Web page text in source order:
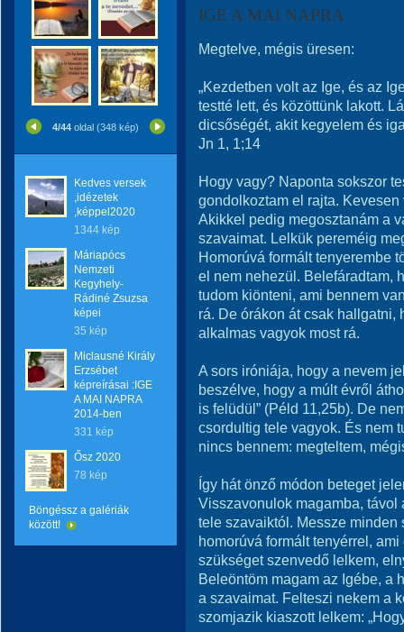
4/44 oldal (348 kép)
Kedves versek
,idézetek
,képpel2020
1344 kép
Máriapócs
Nemzeti
Kegyhely-
Rádiné Zsuzsa
képei
35 kép
Miclausné Király
Erzsébet
képreírásai :IGE
A MAI NAPRA
2014-ben
331 kép
Ősz 2020
78 kép
Böngéssz a galériák
között!
IGE A MAI NAPRA
Megtelve, mégis üresen:
„Kezdetben volt az Ige, és az
testté lett, és közöttünk lakott.
dicsőségét, akit kegyelem és
Jn 1, 1;14
Hogy vagy? Naponta sokszor
gondolkoztam el rajta.
Akikkel pedig megosztanám a
szavaimat. Lelkük pereméig
Homorúvá formált tenyerembe
el nem nehezül. Belefáradtam,
tudom kiönteni, ami bennem
rá. De órákon át csak
alkalmas vagyok most rá.
A sors iróniája, hogy a nevem
beszélve, hogy a múlt évről
is felüdül” (Péld 11,25b). De
csordultig tele vagyok. És nem
nincs bennem: megteltem,
Így hát önző módon beteget
Visszavonulok magamba,
tele szavaiktól. Messze minden
homorúvá formált tenyérrel,
szükséget szenvedő lelkem,
Beleöntöm magam az Igébe, a
a szavaimat. Felteszi nekem a
szomjazik kiaszott lelkem: